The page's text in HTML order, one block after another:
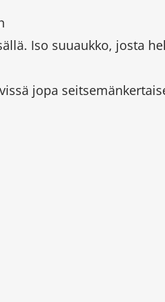
Iso suuaukko, josta
jopa